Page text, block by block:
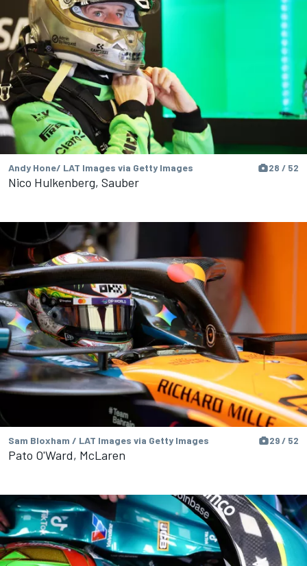
Andy Hone/ LAT Images via Getty Images 28 / 52
Nico Hulkenberg, Sauber
Sam Bloxham / LAT Images via Getty Images 29 / 52
Pato O'Ward, McLaren